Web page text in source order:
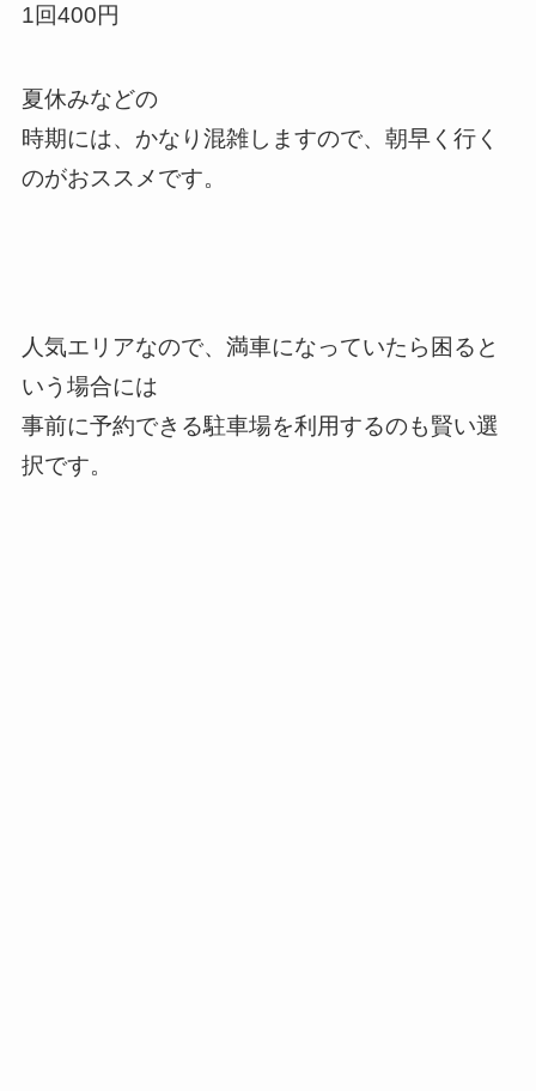
1回400円
夏休みなどの
時期には、かなり混雑しますので、朝早く行く
のがおススメです。
人気エリアなので、満車になっていたら困ると
いう場合には
事前に予約できる駐車場を利用するのも賢い選
択です。